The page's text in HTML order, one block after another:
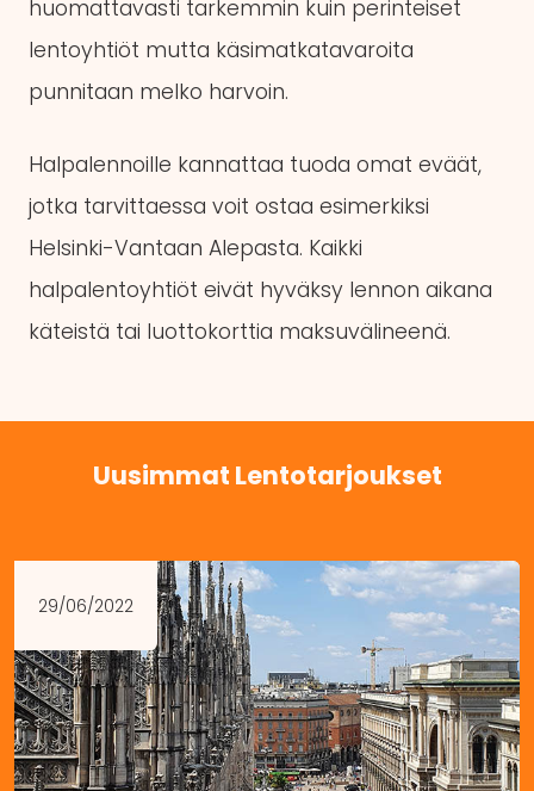
huomattavasti tarkemmin kuin perinteiset
lentoyhtiöt mutta käsimatkatavaroita
punnitaan melko harvoin.
Halpalennoille kannattaa tuoda omat eväät,
jotka tarvittaessa voit ostaa esimerkiksi
Helsinki-Vantaan Alepasta. Kaikki
halpalentoyhtiöt eivät hyväksy lennon aikana
käteistä tai luottokorttia maksuvälineenä.
Uusimmat Lentotarjoukset
29/06/2022